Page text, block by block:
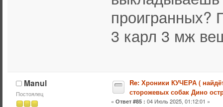
проигранных?
3 карл 3 мж
Manul
Постоялец
Re: Хроники КУЧЕРА (
сторожевых собак Дино
« Ответ #85 : 04 Июль 2025, 01:12:01 »